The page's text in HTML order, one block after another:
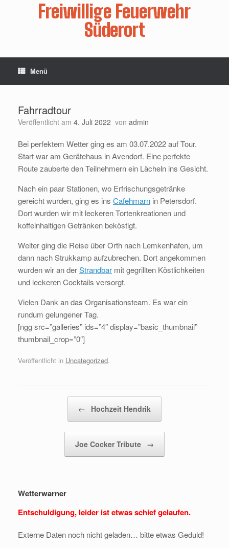
Freiwillige Feuerwehr
Süderort
Menü
Fahrradtour
Veröffentlicht am 4. Juli 2022 von admin
Bei perfektem Wetter ging es am 03.07.2022 auf Tour.
Start war am Gerätehaus in Avendorf. Eine perfekte
Route zauberte den Teilnehmern ein Lächeln ins Gesicht.
Nach ein paar Stationen, wo Erfrischungsgetränke
gereicht wurden, ging es ins Cafehmarn in Petersdorf.
Dort wurden wir mit leckeren Tortenkreationen und
koffeinhaltigen Getränken beköstigt.
Weiter ging die Reise über Orth nach Lemkenhafen, um
dann nach Strukkamp aufzubrechen. Dort angekommen
wurden wir an derStrandbar mit gegrillten Köstlichkeiten
und leckeren Cocktails versorgt.
Vielen Dank an das Organisationsteam. Es war ein
rundum gelungener Tag.
[ngg src=”galleries” ids=”4″ display=”basic_thumbnail”
thumbnail_crop=”0″]
Veröffentlicht in Uncategorized.
← Hochzeit Hendrik
Joe Cocker Tribute →
Wetterwarner
Entschuldigung, leider ist etwas schief gelaufen.
Externe Daten noch nicht geladen… bitte etwas Geduld!